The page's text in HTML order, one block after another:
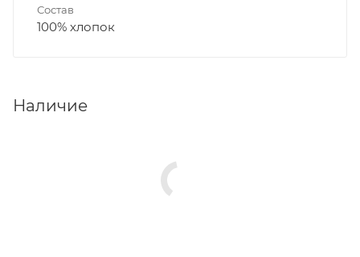
Состав
100% хлопок
Наличие